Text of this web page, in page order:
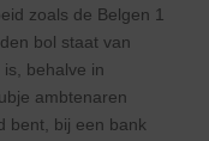
zoals de Belgen 1
bol staat van
behalve in
ambtenaren
bent, bij een bank